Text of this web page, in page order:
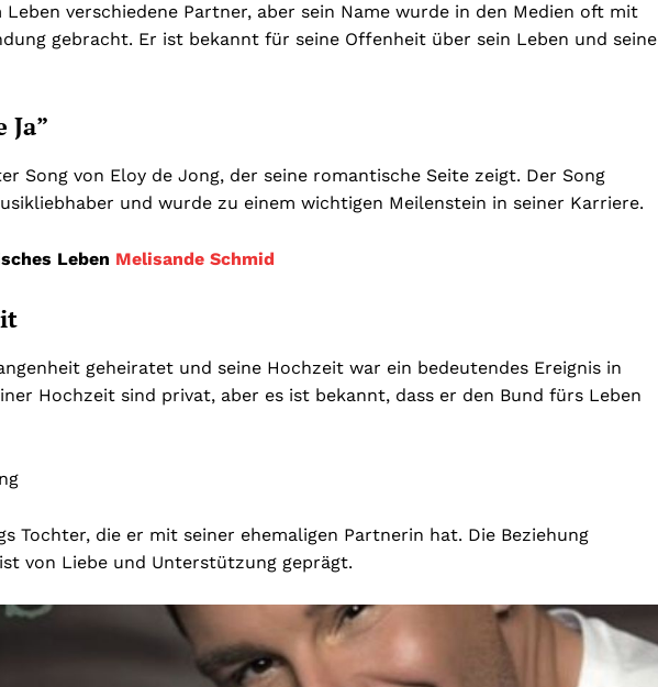
verschiedene Partner, aber sein Name wurde in den Medien oft mit
gebracht. Er ist bekannt für seine Offenheit über sein Leben und seine
Ja”
Song von Eloy de Jong, der seine romantische Seite zeigt. Der Song
und wurde zu einem wichtigen Meilenstein in seiner Karriere.
Leben Melisande Schmid
geheiratet und seine Hochzeit war ein bedeutendes Ereignis in
Hochzeit sind privat, aber es ist bekannt, dass er den Bund fürs Leben
Tochter, die er mit seiner ehemaligen Partnerin hat. Die Beziehung
von Liebe und Unterstützung geprägt.